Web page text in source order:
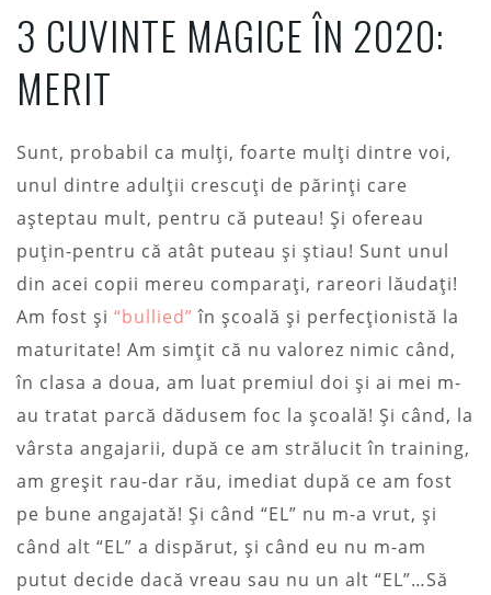
3 CUVINTE MAGICE ÎN 2020:
MERIT
Sunt, probabil ca mulți, foarte mulți dintre voi,
unul dintre adulții crescuți de părinți care
așteptau mult, pentru că puteau! Și ofereau
puțin-pentru că atât puteau și știau! Sunt unul
din acei copii mereu comparați, rareori lăudați!
Am fost și “bullied” în școală și perfecționistă la
maturitate! Am simțit că nu valorez nimic când,
în clasa a doua, am luat premiul doi și ai mei m-
au tratat parcă dădusem foc la școală! Și când, la
vârsta angajarii, după ce am strălucit în training,
am greșit rau-dar rău, imediat după ce am fost
pe bune angajată! Și când “EL” nu m-a vrut, și
când alt “EL” a dispărut, și când eu nu m-am
putut decide dacă vreau sau nu un alt “EL”…Să